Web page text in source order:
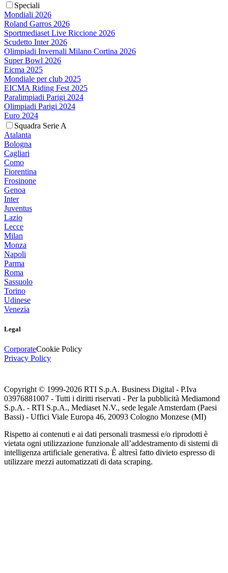
Speciali
Mondiali 2026
Roland Garros 2026
Sportmediaset Live Riccione 2026
Scudetto Inter 2026
Olimpiadi Invernali Milano Cortina 2026
Super Bowl 2026
Eicma 2025
Mondiale per club 2025
EICMA Riding Fest 2025
Paralimpiadi Parigi 2024
Olimpiadi Parigi 2024
Euro 2024
Squadra Serie A
Atalanta
Bologna
Cagliari
Como
Fiorentina
Frosinone
Genoa
Inter
Juventus
Lazio
Lecce
Milan
Monza
Napoli
Parma
Roma
Sassuolo
Torino
Udinese
Venezia
Legal
CorporateCookie Policy
Privacy Policy
Copyright © 1999-2026 RTI S.p.A. Business Digital - P.Iva
03976881007 - Tutti i diritti riservati - Per la pubblicità Mediamond
S.p.A. - RTI S.p.A., Mediaset N.V., sede legale Amsterdam (Paesi
Bassi) - Uffici Viale Europa 46, 20093 Cologno Monzese (MI)
Rispetto ai contenuti e ai dati personali trasmessi e/o riprodotti è
vietata ogni utilizzazione funzionale all’addestramento di sistemi di
intelligenza artificiale generativa. È altresì fatto divieto espresso di
utilizzare mezzi automatizzati di data scraping.